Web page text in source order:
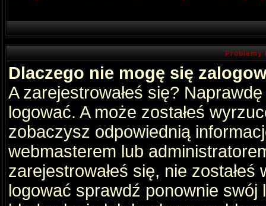
Problemy
Dlaczego nie mogę się
A zarejestrowałeś się?
logować. A może zostałeś
zobaczysz odpowiednią
webmasterem lub
zarejestrowałeś się, nie
logować sprawdź ponownie swój